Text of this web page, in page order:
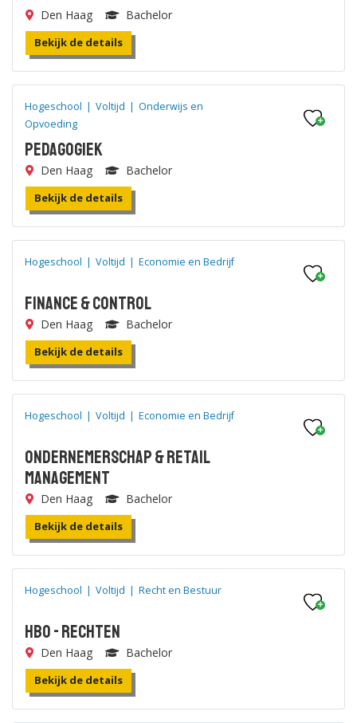
Den Haag Bachelor
Bekijk de details
Hogeschool | Voltijd | Onderwijs en
Opvoeding
Pedagogiek
Den Haag Bachelor
Bekijk de details
Hogeschool | Voltijd | Economie en Bedrijf
Finance & Control
Den Haag Bachelor
Bekijk de details
Hogeschool | Voltijd | Economie en Bedrijf
Ondernemerschap & Retail
Management
Den Haag Bachelor
Bekijk de details
Hogeschool | Voltijd | Recht en Bestuur
HBO - Rechten
Den Haag Bachelor
Bekijk de details